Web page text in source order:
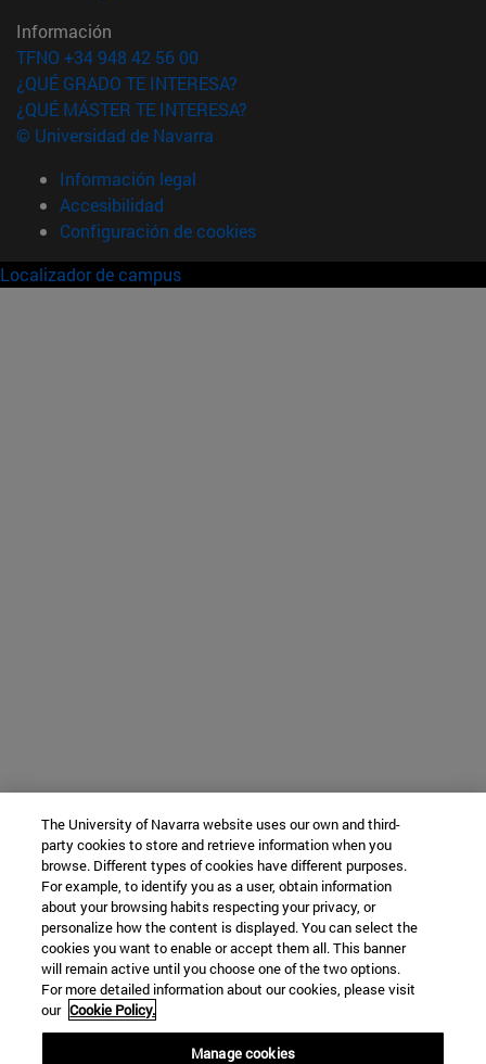
Información
TFNO +34 948 42 56 00
¿QUÉ GRADO TE INTERESA?
¿QUÉ MÁSTER TE INTERESA?
© Universidad de Navarra
Información legal
Accesibilidad
Configuración de cookies
Localizador de campus
The University of Navarra website uses our own and third-
party cookies to store and retrieve information when you
browse. Different types of cookies have different purposes.
For example, to identify you as a user, obtain information
about your browsing habits respecting your privacy, or
personalize how the content is displayed. You can select the
cookies you want to enable or accept them all. This banner
will remain active until you choose one of the two options.
For more detailed information about our cookies, please visit
our Cookie Policy.
Manage cookies